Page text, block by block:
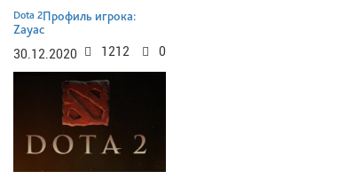
Dota 2Профиль игрока:
Zayac
30.12.2020
0
1212